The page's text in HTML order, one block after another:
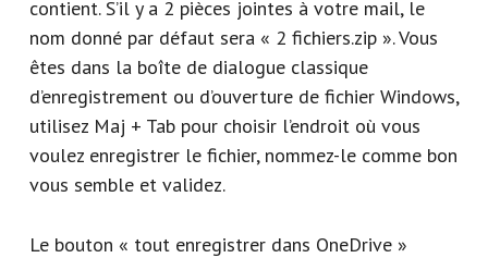
contient. S’il y a 2 pièces jointes à votre mail, le
nom donné par défaut sera « 2 fichiers.zip ». Vous
êtes dans la boîte de dialogue classique
d’enregistrement ou d’ouverture de fichier Windows,
utilisez Maj + Tab pour choisir l’endroit où vous
voulez enregistrer le fichier, nommez-le comme bon
vous semble et validez.
Le bouton « tout enregistrer dans OneDrive »